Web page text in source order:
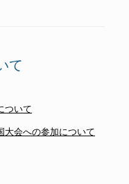
て
ついて
大会への参加について